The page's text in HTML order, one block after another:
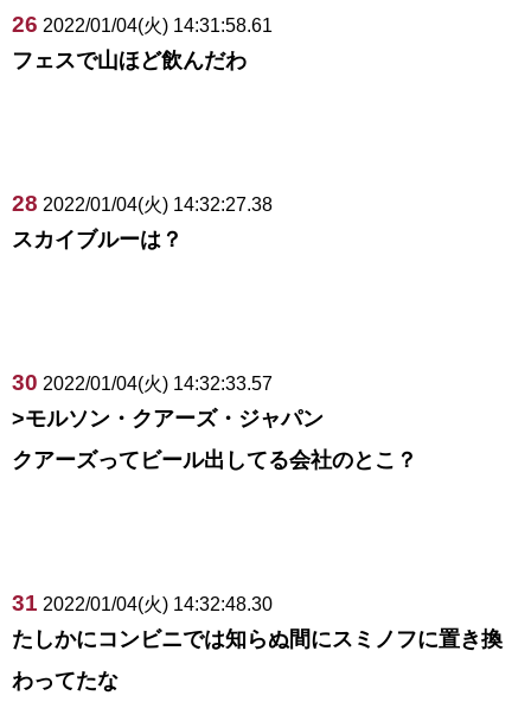
26 2022/01/04(火) 14:31:58.61
フェスで山ほど飲んだわ
28 2022/01/04(火) 14:32:27.38
スカイブルーは？
30 2022/01/04(火) 14:32:33.57
>モルソン・クアーズ・ジャパン
クアーズってビール出してる会社のとこ？
31 2022/01/04(火) 14:32:48.30
たしかにコンビニでは知らぬ間にスミノフに置き換
わってたな